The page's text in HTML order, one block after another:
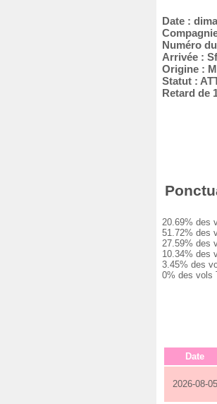
Date :
Numéro
Arrivée :
Origine :
Statut :
Retard de
20.69% des
51.72% des
27.59% des
10.34% des
3.45% des
0% des vols
Date
2026-08-05